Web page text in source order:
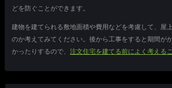
どを防ぐことができます。
建物を建てられる敷地面積や費用などを考慮して、屋
のか考えてみてください。後から工事をすると期間が
かったりするので、注文住宅を建てる前によく考える